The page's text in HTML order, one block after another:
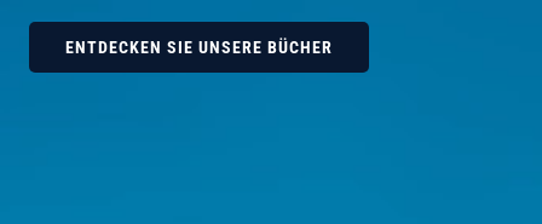
ENTDECKEN SIE UNSERE BÜCHER